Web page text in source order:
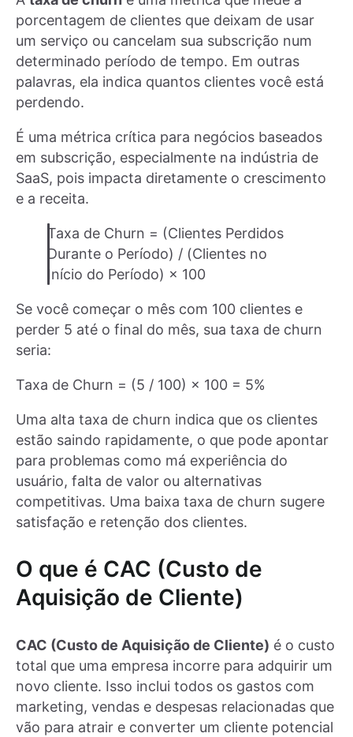
porcentagem de clientes que deixam de usar
um serviço ou cancelam sua subscrição num
determinado período de tempo. Em outras
palavras, ela indica quantos clientes você está
perdendo.
É uma métrica crítica para negócios baseados
em subscrição, especialmente na indústria de
SaaS, pois impacta diretamente o crescimento
e a receita.
Taxa de Churn = (Clientes Perdidos
Durante o Período) / (Clientes no
Início do Período) × 100
Se você começar o mês com 100 clientes e
perder 5 até o final do mês, sua taxa de churn
seria:
Taxa de Churn = (5 / 100) × 100 = 5%
Uma alta taxa de churn indica que os clientes
estão saindo rapidamente, o que pode apontar
para problemas como má experiência do
usuário, falta de valor ou alternativas
competitivas. Uma baixa taxa de churn sugere
satisfação e retenção dos clientes.
O que é CAC (Custo de
Aquisição de Cliente)
CAC (Custo de Aquisição de Cliente) é o custo
total que uma empresa incorre para adquirir um
novo cliente. Isso inclui todos os gastos com
marketing, vendas e despesas relacionadas que
vão para atrair e converter um cliente potencial